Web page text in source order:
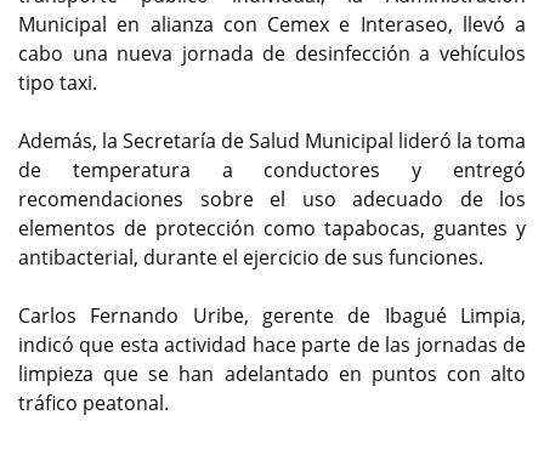
Municipal en alianza con Cemex e Interaseo, llevó a
cabo una nueva jornada de desinfección a vehículos
tipo taxi.
Además, la Secretaría de Salud Municipal lideró la toma
de temperatura a conductores y entregó
recomendaciones sobre el uso adecuado de los
elementos de protección como tapabocas, guantes y
antibacterial, durante el ejercicio de sus funciones.
Carlos Fernando Uribe, gerente de Ibagué Limpia,
indicó que esta actividad hace parte de las jornadas de
limpieza que se han adelantado en puntos con alto
tráfico peatonal.